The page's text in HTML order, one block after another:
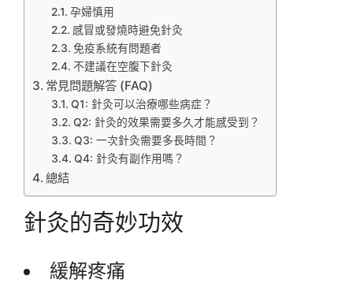
孕婦慎用
感冒或發燒時避免針灸
免疫系統有問題者
不建議在空腹下針灸
常見問題解答 (FAQ)
Q1: 針灸可以治療哪些病症？
Q2: 針灸的效果需要多久才能感受到？
Q3: 一次針灸需要多長時間？
Q4: 針灸有副作用嗎？
總結
針灸的奇妙功效
緩解疼痛